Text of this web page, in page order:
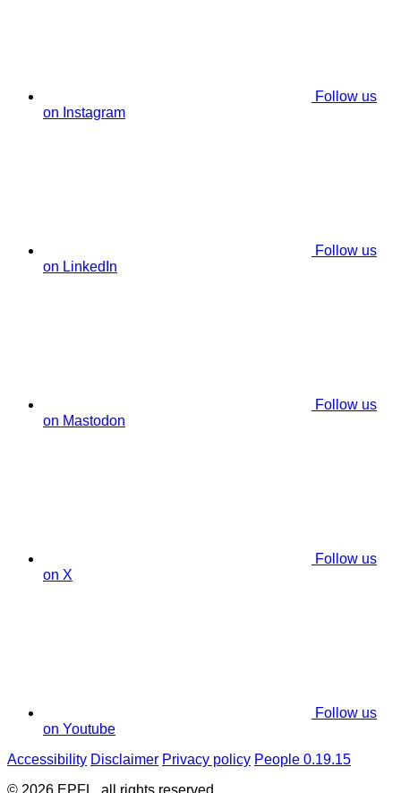
Follow us
on Instagram
Follow us
on LinkedIn
Follow us
on Mastodon
Follow us
on X
Follow us
on Youtube
Accessibility Disclaimer Privacy policy People 0.19.15